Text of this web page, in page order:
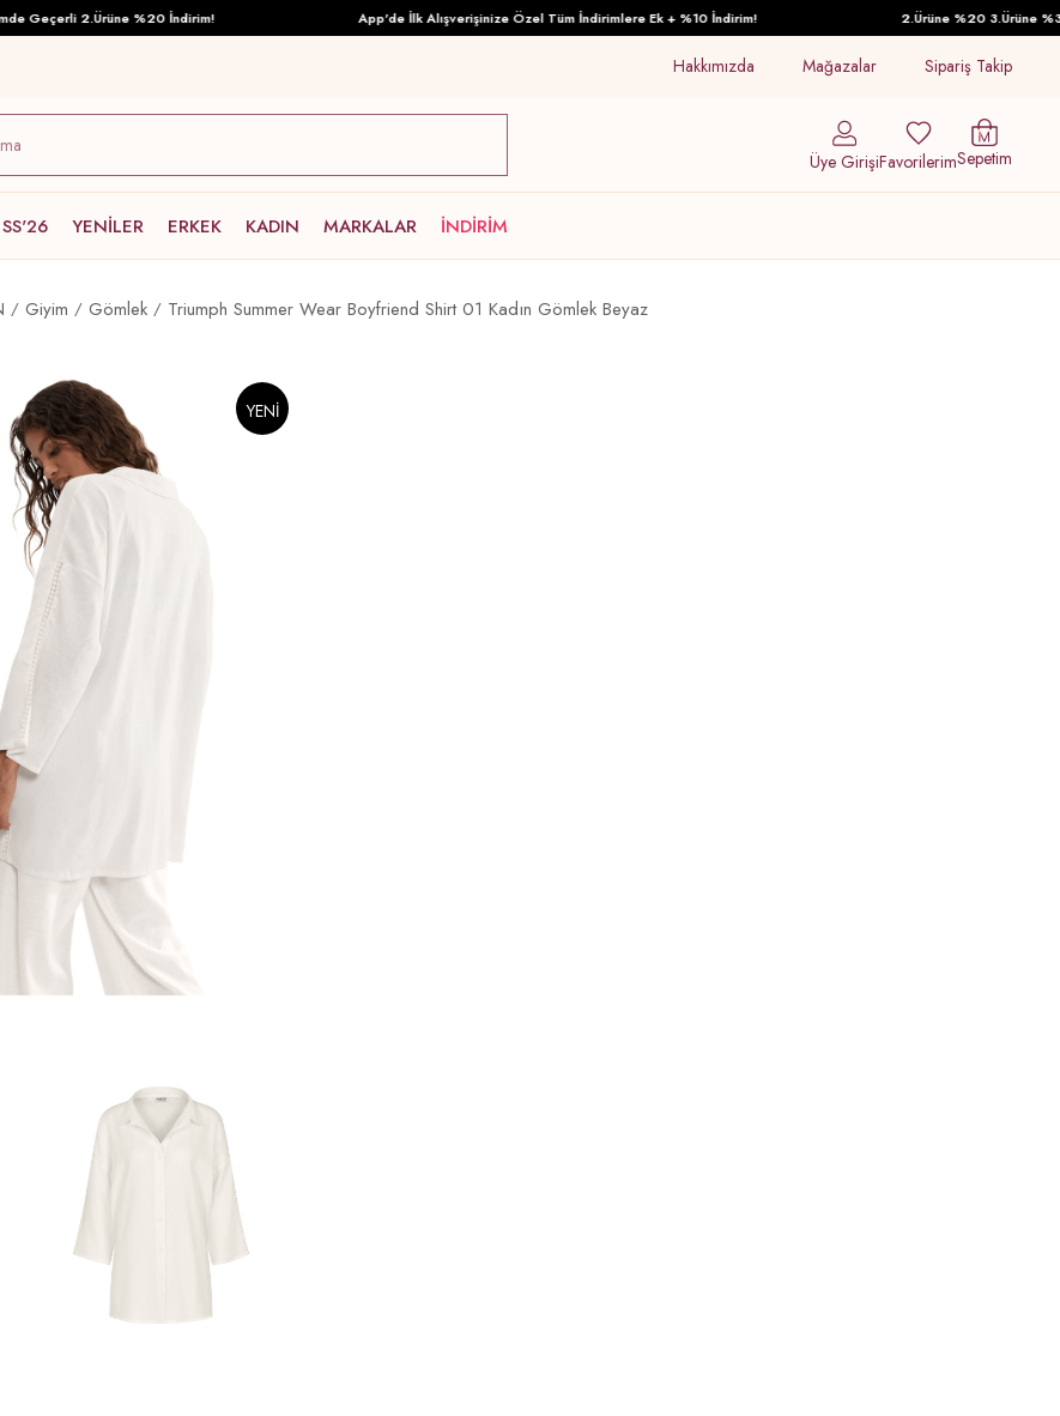
2.Ürüne %20 İndirim! App'de İlk Alışverişinize Özel Tüm İndirimlere Ek + %10 İndirim! 2.Ürüne %20 3.Ürüne %30
Hakkımızda Mağazalar Sipariş Takip
Üye GirişiFavorilerimSepetim
SS'26 YENİLER ERKEK KADIN MARKALAR İNDİRİM
Giyim Gömlek Triumph Summer Wear Boyfriend Shirt 01 Kadın Gömlek Beyaz
YENI